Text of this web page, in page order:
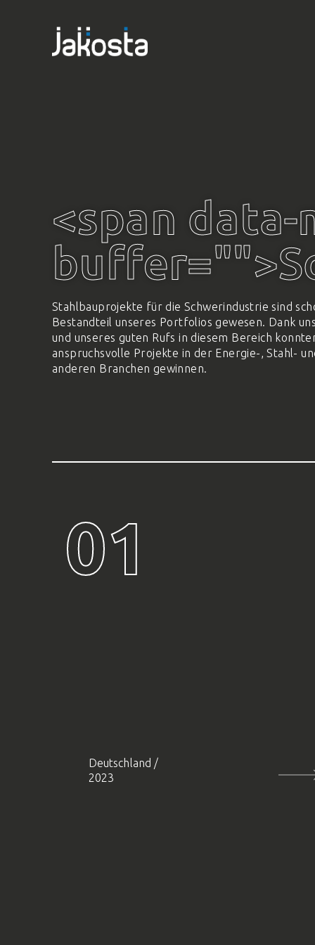
<span
buffer="
Stahlbauprojekte für die Schwerindustrie sind
Bestandteil unseres Portfolios gewesen. Dank
und unseres guten Rufs in diesem Bereich
anspruchsvolle Projekte in der Energie-, Stahl-
anderen Branchen gewinnen.
01
Deutschland /
2023